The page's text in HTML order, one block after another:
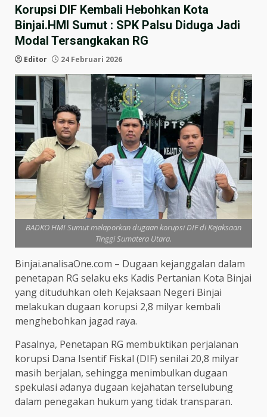
Korupsi DIF Kembali Hebohkan Kota
Binjai.HMI Sumut : SPK Palsu Diduga Jadi
Modal Tersangkakan RG
Editor 24 Februari 2026
BADKO HMI Sumut melaporkan dugaan korupsi DIF di Kejaksaan
Tinggi Sumatera Utara.
Binjai.analisaOne.com – Dugaan kejanggalan dalam
penetapan RG selaku eks Kadis Pertanian Kota Binjai
yang dituduhkan oleh Kejaksaan Negeri Binjai
melakukan dugaan korupsi 2,8 milyar kembali
menghebohkan jagad raya.
Pasalnya, Penetapan RG membuktikan perjalanan
korupsi Dana Isentif Fiskal (DIF) senilai 20,8 milyar
masih berjalan, sehingga menimbulkan dugaan
spekulasi adanya dugaan kejahatan terselubung
dalam penegakan hukum yang tidak transparan.